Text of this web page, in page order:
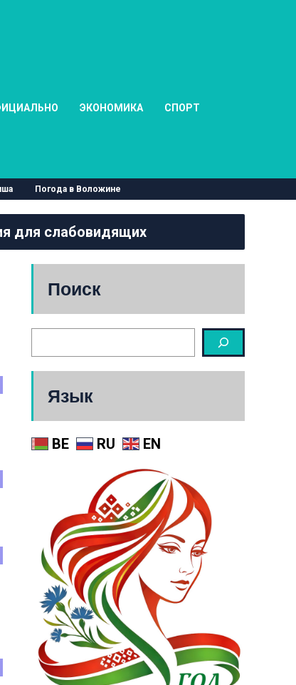
ЭКОНОМИКА СПОРТ
Погода в Воложине
для слабовидящих
Поиск
Язык
BE RU EN